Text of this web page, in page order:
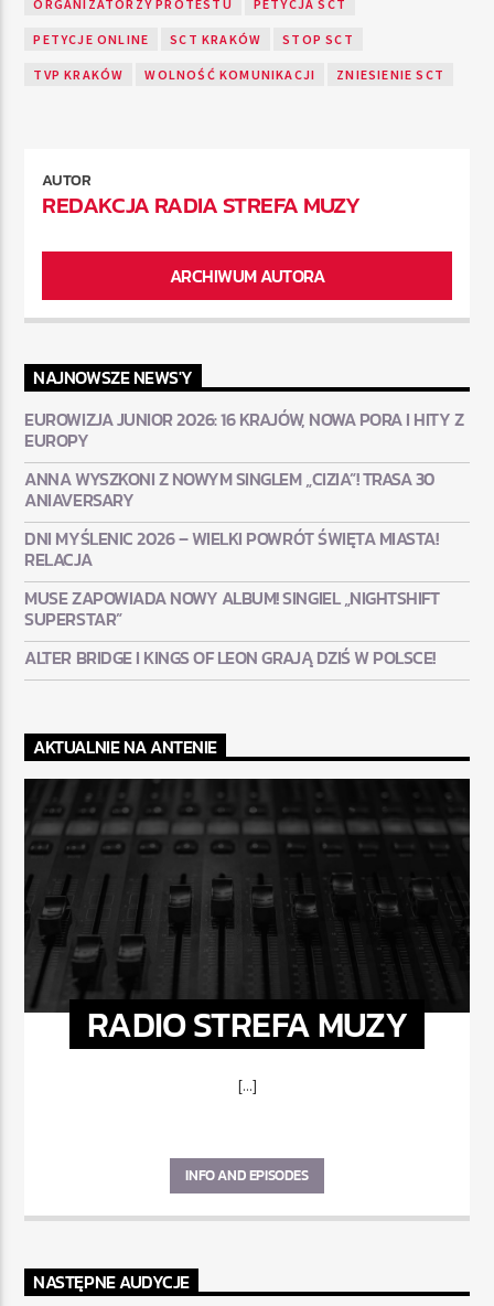
ORGANIZATORZY PROTESTU PETYCJA SCT
PETYCJE ONLINE SCT KRAKÓW STOP SCT
TVP KRAKÓW WOLNOŚĆ KOMUNIKACJI ZNIESIENIE SCT
AUTOR
REDAKCJA RADIA STREFA MUZY
ARCHIWUM AUTORA
NAJNOWSZE NEWS'Y
EUROWIZJA JUNIOR 2026: 16 KRAJÓW, NOWA PORA I HITY Z
EUROPY
ANNA WYSZKONI Z NOWYM SINGLEM „CIZIA”! TRASA 30
ANIAVERSARY
DNI MYŚLENIC 2026 – WIELKI POWRÓT ŚWIĘTA MIASTA!
RELACJA
MUSE ZAPOWIADA NOWY ALBUM! SINGIEL „NIGHTSHIFT
SUPERSTAR”
ALTER BRIDGE I KINGS OF LEON GRAJĄ DZIŚ W POLSCE!
AKTUALNIE NA ANTENIE
RADIO STREFA MUZY
[...]
INFO AND EPISODES
NASTĘPNE AUDYCJE